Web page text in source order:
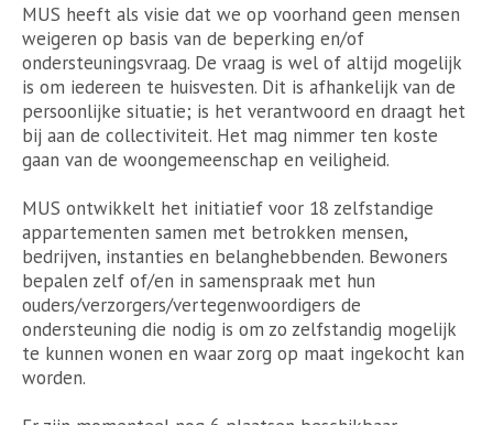
MUS heeft als visie dat we op voorhand geen mensen
weigeren op basis van de beperking en/of
ondersteuningsvraag. De vraag is wel of altijd mogelijk
is om iedereen te huisvesten. Dit is afhankelijk van de
persoonlijke situatie; is het verantwoord en draagt het
bij aan de collectiviteit. Het mag nimmer ten koste
gaan van de woongemeenschap en veiligheid.
MUS ontwikkelt het initiatief voor 18 zelfstandige
appartementen samen met betrokken mensen,
bedrijven, instanties en belanghebbenden. Bewoners
bepalen zelf of/en in samenspraak met hun
ouders/verzorgers/vertegenwoordigers de
ondersteuning die nodig is om zo zelfstandig mogelijk
te kunnen wonen en waar zorg op maat ingekocht kan
worden.